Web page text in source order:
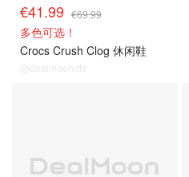
€41.99 €69.99
多色可选！
Crocs Crush Clog 休闲鞋
@dealmoon.de